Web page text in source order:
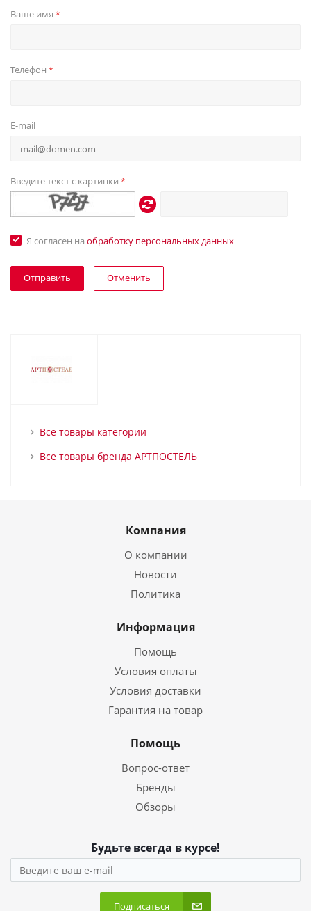
Ваше имя *
Телефон *
E-mail
Введите текст с картинки *
Я согласен на обработку персональных данных
Отменить
Все товары категории
Все товары бренда АРТПОСТЕЛЬ
Компания
О компании
Новости
Политика
Информация
Помощь
Условия оплаты
Условия доставки
Гарантия на товар
Помощь
Вопрос-ответ
Бренды
Обзоры
Будьте всегда в курсе!
Подписаться